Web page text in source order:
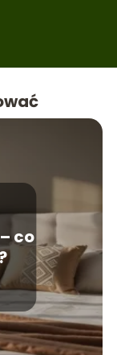
co